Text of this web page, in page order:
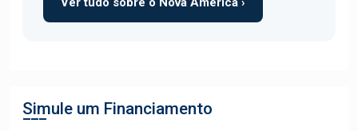
Simule um Financiamento